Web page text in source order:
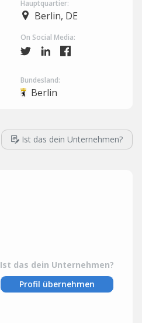
Hauptquartier:
Berlin, DE
On Social Media:
Bundesland:
Berlin
Ist das dein Unternehmen?
Ist das dein Unternehmen?
Profil übernehmen